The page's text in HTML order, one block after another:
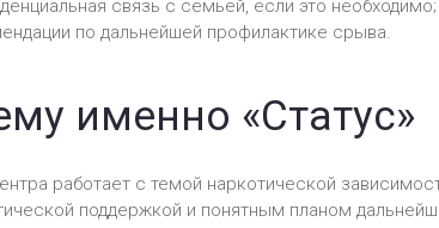
связь с семьей, если это необходимо;
по дальнейшей профилактике срыва.
именно «Статус»
работает с темой наркотической
поддержкой и понятным планом